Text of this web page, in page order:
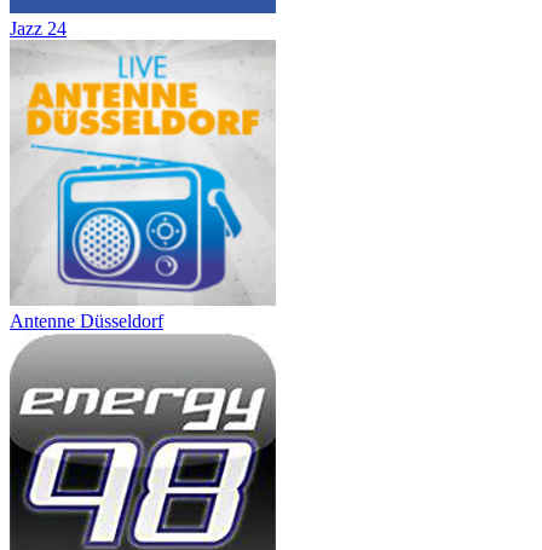
Jazz 24
Antenne Düsseldorf